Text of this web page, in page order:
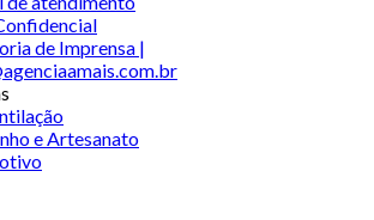
de Imprensa |
e Artesanato